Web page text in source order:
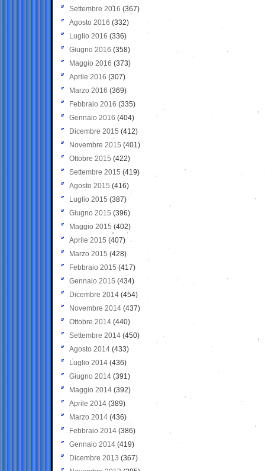
Settembre 2016 (367)
Agosto 2016 (332)
Luglio 2016 (336)
Giugno 2016 (358)
Maggio 2016 (373)
Aprile 2016 (307)
Marzo 2016 (369)
Febbraio 2016 (335)
Gennaio 2016 (404)
Dicembre 2015 (412)
Novembre 2015 (401)
Ottobre 2015 (422)
Settembre 2015 (419)
Agosto 2015 (416)
Luglio 2015 (387)
Giugno 2015 (396)
Maggio 2015 (402)
Aprile 2015 (407)
Marzo 2015 (428)
Febbraio 2015 (417)
Gennaio 2015 (434)
Dicembre 2014 (454)
Novembre 2014 (437)
Ottobre 2014 (440)
Settembre 2014 (450)
Agosto 2014 (433)
Luglio 2014 (436)
Giugno 2014 (391)
Maggio 2014 (392)
Aprile 2014 (389)
Marzo 2014 (436)
Febbraio 2014 (386)
Gennaio 2014 (419)
Dicembre 2013 (367)